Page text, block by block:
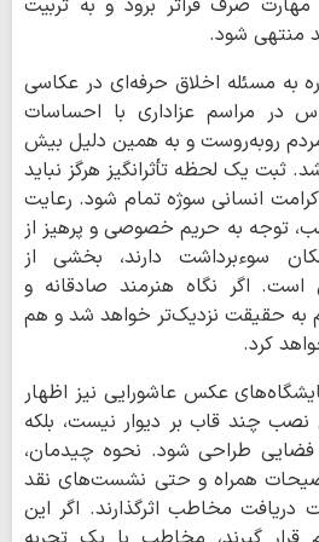
صرف فراتر برود و به تربیت
منتهی شود.
به مسئله اخلاق حرفه‌ای در عکاسی
در مراسم عزاداری با احساسات
روبه‌روست و به همین دلیل بیش
ثبت یک لحظه تأثرانگیز هرگز نباید
انسانی سوژه تمام شود. رعایت
توجه به حریم خصوصی و پرهیز از
سوءبرداشت دارند، بخشی از
اگر نگاه هنرمند صادقانه و
به حقیقت نزدیک‌تر خواهد شد و هم
کرد.
نمایشگاه‌های عکس عاشورایی نیز اظهار
چند قاب بر دیوار نیست، بلکه
فضایی طراحی شود. نحوه چیدمان،
توضیحات همراه و حتی نشست‌های نقد
مخاطب اثرگذارند. اگر این